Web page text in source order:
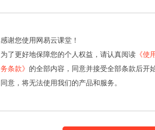
感谢您使用网易云课堂！
为了更好地保障您的个人权益，请认真阅读 《使
务条款》 的全部内容，同意并接受全部条款后开
同意，将无法使用我们的产品和服务。